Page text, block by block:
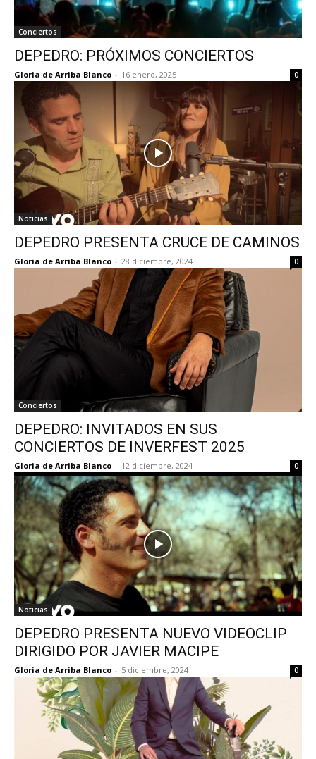
Conciertos
DEPEDRO: PRÓXIMOS CONCIERTOS
Gloria de Arriba Blanco - 16 enero, 2025 0
Noticias
DEPEDRO PRESENTA CRUCE DE CAMINOS
Gloria de Arriba Blanco - 28 diciembre, 2024 0
Conciertos
DEPEDRO: INVITADOS EN SUS
CONCIERTOS DE INVERFEST 2025
Gloria de Arriba Blanco - 12 diciembre, 2024 0
Noticias
DEPEDRO PRESENTA NUEVO VIDEOCLIP
DIRIGIDO POR JAVIER MACIPE
Gloria de Arriba Blanco - 5 diciembre, 2024 0